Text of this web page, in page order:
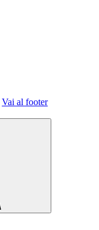
Vai al footer